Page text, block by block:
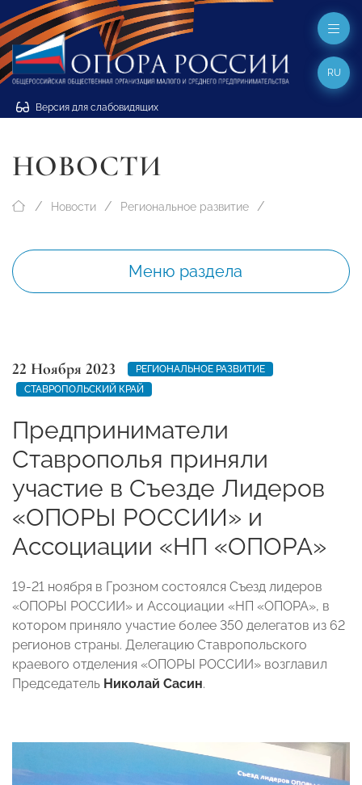
Версия для слабовидящих
RU
НОВОСТИ
Новости Региональное развитие
Меню раздела
22 Ноября 2023
РЕГИОНАЛЬНОЕ РАЗВИТИЕ
СТАВРОПОЛЬСКИЙ КРАЙ
Предприниматели
Ставрополья приняли
участие в Съезде Лидеров
«ОПОРЫ РОССИИ» и
Ассоциации «НП «ОПОРА»
19-21 ноября в Грозном состоялся Съезд лидеров
«ОПОРЫ РОССИИ» и Ассоциации «НП «ОПОРА», в
котором приняло участие более 350 делегатов из 62
регионов страны. Делегацию Ставропольского
краевого отделения «ОПОРЫ РОССИИ» возглавил
Председатель Николай Сасин.